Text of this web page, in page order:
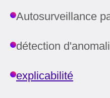
Autosurveillance
détection
explicabilité